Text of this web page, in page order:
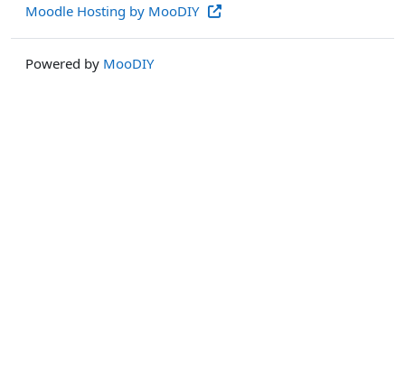
Moodle Hosting by MooDIY
Powered by MooDIY